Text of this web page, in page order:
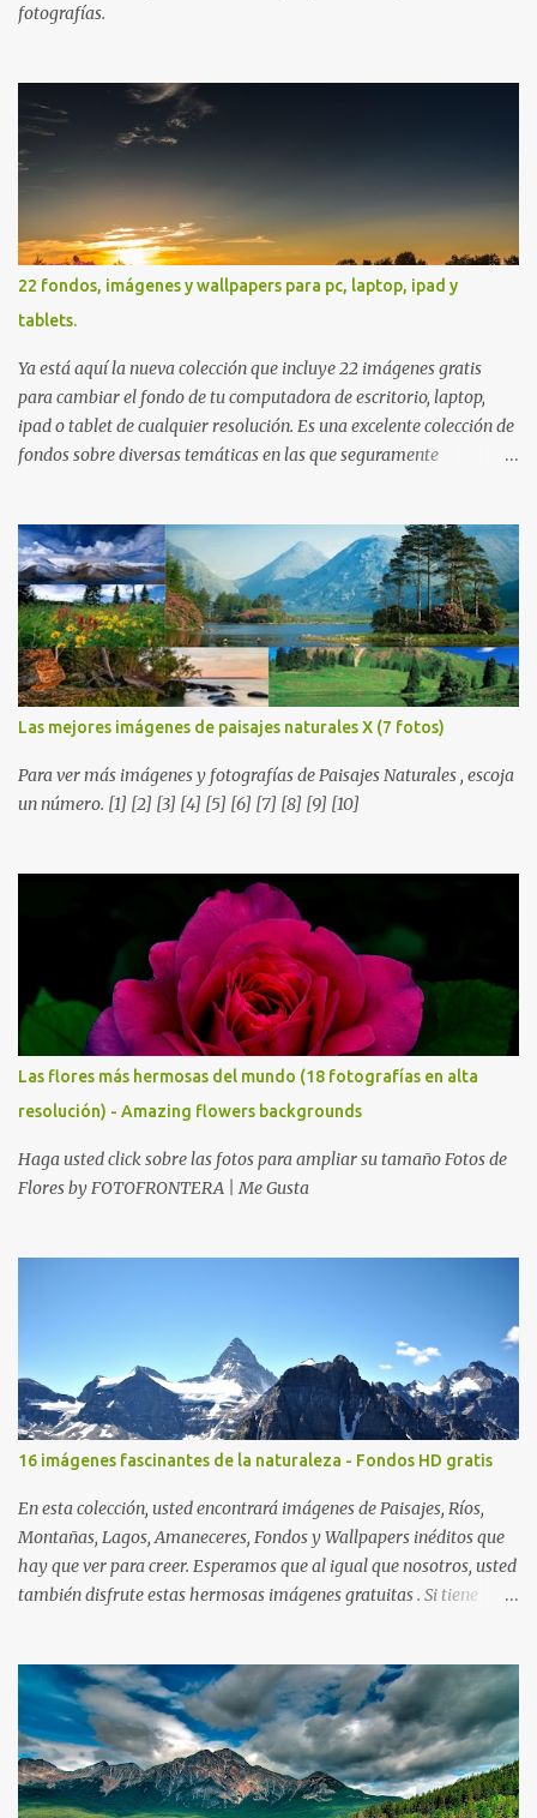
fotografías.
22 fondos, imágenes y wallpapers para pc, laptop, ipad y
tablets.
Ya está aquí la nueva colección que incluye 22 imágenes gratis
para cambiar el fondo de tu computadora de escritorio, laptop,
ipad o tablet de cualquier resolución. Es una excelente colección de
fondos sobre diversas temáticas en las que seguramente
olviden utilizar los botones que aparecen sobre cada imagen para
compartir estos fondos en las redes sociales con todos sus amigos.
Gracias.
Las mejores imágenes de paisajes naturales X (7 fotos)
Para ver más imágenes y fotografías de Paisajes Naturales , escoja
un número. [1] [2] [3] [4] [5] [6] [7] [8] [9] [10]
Las flores más hermosas del mundo (18 fotografías en alta
resolución) - Amazing flowers backgrounds
Haga usted click sobre las fotos para ampliar su tamaño Fotos de
Flores by FOTOFRONTERA | Me Gusta
16 imágenes fascinantes de la naturaleza - Fondos HD gratis
En esta colección, usted encontrará imágenes de Paisajes, Ríos,
Montañas, Lagos, Amaneceres, Fondos y Wallpapers inéditos que
hay que ver para creer. Esperamos que al igual que nosotros, usted
también disfrute estas hermosas imágenes gratuitas . Si tiene
de nuestra web, es; www.bancodeimagenesgratis.com Reciban mi
agradecimiento a través de la distancia. -José Luis